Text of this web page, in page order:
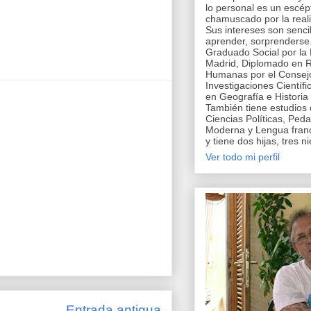
lo personal es un
chamuscado por la
Sus intereses son
aprender,
Graduado Social por la
Madrid, Diplomado en
Humanas por el
Investigaciones
en Geografía e Historia
También tiene estudios
Ciencias Políticas,
Moderna y Lengua
y tiene dos hijas, tres
Ver todo mi perfil